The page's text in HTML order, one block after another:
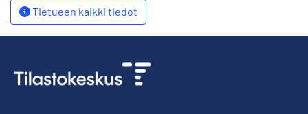
Tietueen kaikki tiedot